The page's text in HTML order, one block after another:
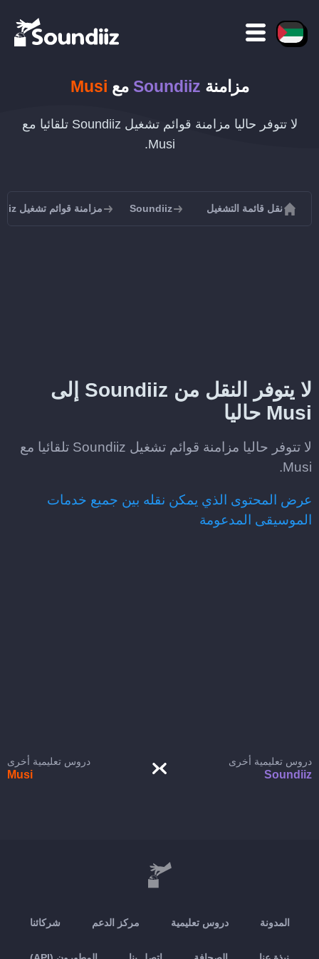
مزامنة Soundiiz مع Musi
لا تتوفر حاليا مزامنة قوائم تشغيل Soundiiz تلقائيا مع
Musi.
نقل قائمة التشغيل Soundiiz مزامنة قوائم تشغيل Soundiiz
لا يتوفر النقل من Soundiiz إلى
Musi حاليا
لا تتوفر حاليا مزامنة قوائم تشغيل Soundiiz تلقائيا مع
Musi.
عرض المحتوى الذي يمكن نقله بين جميع خدمات
الموسيقى المدعومة
دروس تعليمية أخرى
Soundiiz
دروس تعليمية أخرى
Musi
المدونة دروس تعليمية مركز الدعم شركائنا